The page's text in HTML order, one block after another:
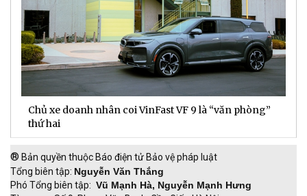
Chủ xe doanh nhân coi VinFast VF 9 là “văn phòng”
thứ hai
® Bản quyền thuộc Báo điện tử Bảo vệ pháp luật
Tổng biên tập: Nguyễn Văn Thắng
Phó Tổng biên tập: Vũ Mạnh Hà, Nguyễn Mạnh Hưng